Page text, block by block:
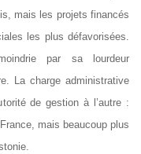
mais les projets financés
les plus défavorisées.
par sa lourdeur
La charge administrative
de gestion à l’autre :
mais beaucoup plus